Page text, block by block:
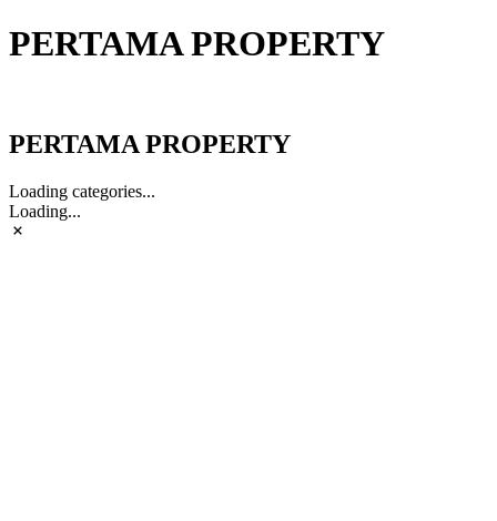
PERTAMA PROPERTY
PERTAMA PROPERTY
Loading categories...
Loading...